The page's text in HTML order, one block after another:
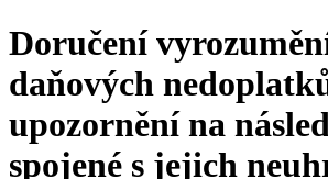
Doručení
daňových
upozornění na
spojené s jejich